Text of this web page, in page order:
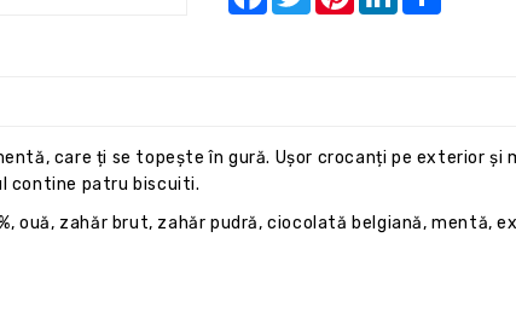
care ți se topește în gură. Ușor crocanți pe exterior și
contine patru biscuiti.
ouă, zahăr brut, zahăr pudră, ciocolată belgiană,